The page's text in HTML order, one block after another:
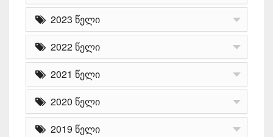
2023 წელი
2022 წელი
2021 წელი
2020 წელი
2019 წელი